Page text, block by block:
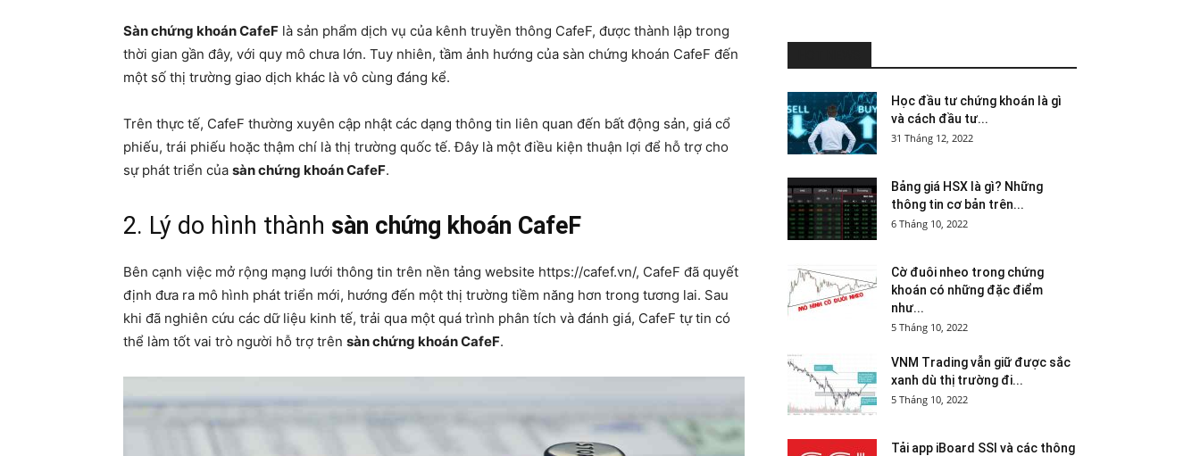
Sàn chứng khoán CafeF là sản phẩm dịch vụ của kênh truyền thông CafeF, được thành lập trong
thời gian gần đây, với quy mô chưa lớn. Tuy nhiên, tầm ảnh hướng của sàn chứng khoán CafeF đến
một số thị trường giao dịch khác là vô cùng đáng kể.
Trên thực tế, CafeF thường xuyên cập nhật các dạng thông tin liên quan đến bất động sản, giá cổ
phiếu, trái phiếu hoặc thậm chí là thị trường quốc tế. Đây là một điều kiện thuận lợi để hỗ trợ cho
sự phát triển của sàn chứng khoán CafeF.
2. Lý do hình thành sàn chứng khoán CafeF
Bên cạnh việc mở rộng mạng lưới thông tin trên nền tảng website https://cafef.vn/, CafeF đã quyết
định đưa ra mô hình phát triển mới, hướng đến một thị trường tiềm năng hơn trong tương lai. Sau
khi đã nghiên cứu các dữ liệu kinh tế, trải qua một quá trình phân tích và đánh giá, CafeF tự tin có
thể làm tốt vai trò người hỗ trợ trên sàn chứng khoán CafeF.
Học đầu tư chứng khoán là gì
và cách đầu tư...
31 Tháng 12, 2022
Bảng giá HSX là gì? Những
thông tin cơ bản trên...
6 Tháng 10, 2022
Cờ đuôi nheo trong chứng
khoán có những đặc điểm
như...
5 Tháng 10, 2022
VNM Trading vẫn giữ được sắc
xanh dù thị trường đi...
5 Tháng 10, 2022
Tải app iBoard SSI và các thông